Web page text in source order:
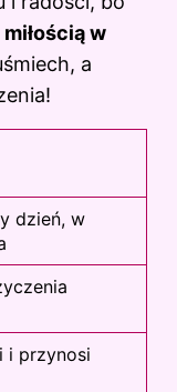
miłością w
a
dzień, w
i przynosi